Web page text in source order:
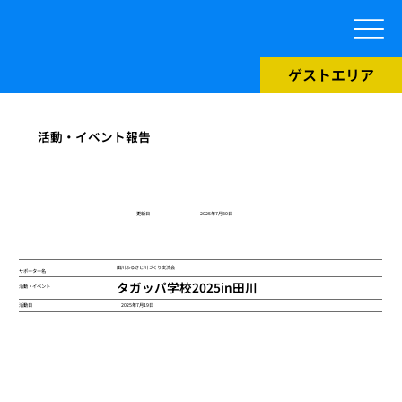
ゲストエリア
活動・イベント報告
​更新日 2025年7月30日
サポーター名 田川ふるさと川づくり交流会
活動・イベント タガッパ学校2025in田川
活動日 2025年7月19日